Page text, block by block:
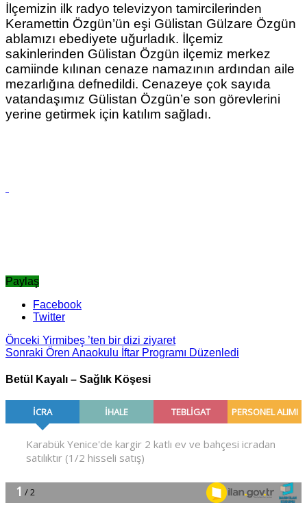
İlçemizin ilk radyo televizyon tamircilerinden
Keramettin Özgün’ün eşi Gülistan Gülzare Özgün
ablamızı ebediyete uğurladık. İlçemiz
sakinlerinden Gülistan Özgün ilçemiz merkez
camiinde kılınan cenaze namazının ardından aile
mezarlığına defnedildi. Cenazeye çok sayıda
vatandaşımız Gülistan Özgün’e son görevlerini
yerine getirmek için katılım sağladı.
Paylaş
Facebook
Twitter
Önceki Yirmibeş ’ten bir dizi ziyaret
Sonraki Ören Anaokulu İftar Programı Düzenledi
Betül Kayalı – Sağlık Köşesi